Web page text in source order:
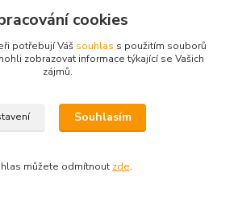
3209
cookies
potřebují Váš souhlas s použitím souborů
zobrazovat informace týkající se Vašich
zájmů.
Souhlasím
můžete odmítnout zde.